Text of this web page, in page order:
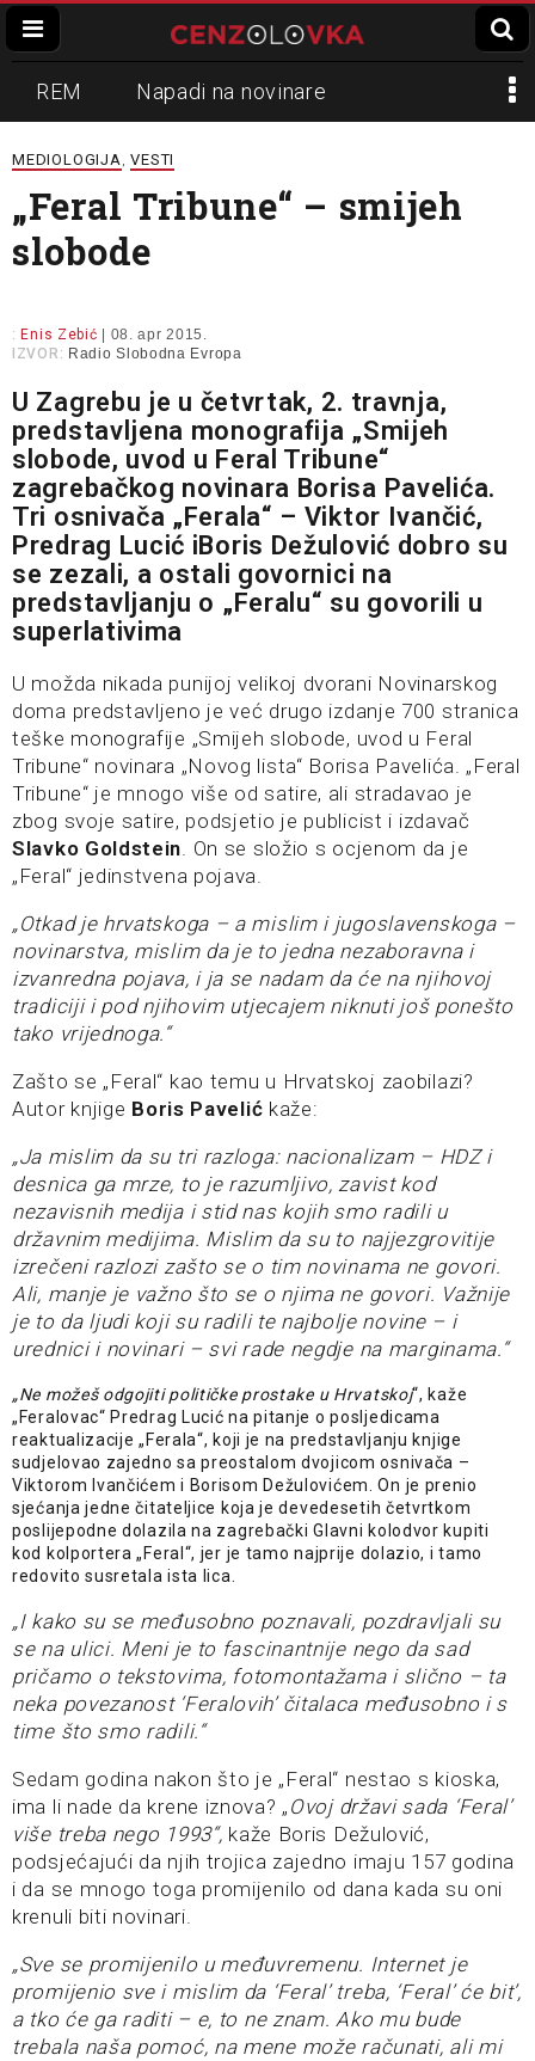
REM Napadi na novinare
Zvučni top
Propaganda Lokalni mediji
Informer
MEDIOLOGIJA,VESTI
„Feral Tribune“ – smijeh
slobode
: Enis Zebić | 08. apr 2015.
IZVOR: Radio Slobodna Evropa
U Zagrebu je u četvrtak, 2. travnja,
predstavljena monografija „Smijeh
slobode, uvod u Feral Tribune“
zagrebačkog novinara Borisa Pavelića.
Tri osnivača „Ferala“ – Viktor Ivančić,
Predrag Lucić iBoris Dežulović dobro su
se zezali, a ostali govornici na
predstavljanju o „Feralu“ su govorili u
superlativima
U možda nikada punijoj velikoj dvorani Novinarskog
doma predstavljeno je već drugo izdanje 700 stranica
teške monografije „Smijeh slobode, uvod u Feral
Tribune“ novinara „Novog lista“ Borisa Pavelića. „Feral
Tribune“ je mnogo više od satire, ali stradavao je
zbog svoje satire, podsjetio je publicist i izdavač
Slavko Goldstein. On se složio s ocjenom da je
„Feral“ jedinstvena pojava.
„Otkad je hrvatskoga – a mislim i jugoslavenskoga –
novinarstva, mislim da je to jedna nezaboravna i
izvanredna pojava, i ja se nadam da će na njihovoj
tradiciji i pod njihovim utjecajem niknuti još ponešto
tako vrijednoga.“
Zašto se „Feral“ kao temu u Hrvatskoj zaobilazi?
Autor knjige Boris Pavelić kaže:
„Ja mislim da su tri razloga: nacionalizam – HDZ i
desnica ga mrze, to je razumljivo, zavist kod
nezavisnih medija i stid nas kojih smo radili u
državnim medijima. Mislim da su to najjezgrovitije
izrečeni razlozi zašto se o tim novinama ne govori.
Ali, manje je važno što se o njima ne govori. Važnije
je to da ljudi koji su radili te najbolje novine – i
urednici i novinari – svi rade negdje na marginama.“
„Ne možeš odgojiti političke prostake u Hrvatskoj“, kaže
„Feralovac“ Predrag Lucić na pitanje o posljedicama
reaktualizacije „Ferala“, koji je na predstavljanju knjige
sudjelovao zajedno sa preostalom dvojicom osnivača –
Viktorom Ivančićem i Borisom Dežulovićem. On je prenio
sjećanja jedne čitateljice koja je devedesetih četvrtkom
poslijepodne dolazila na zagrebački Glavni kolodvor kupiti
kod kolportera „Feral“, jer je tamo najprije dolazio, i tamo
redovito susretala ista lica.
„I kako su se međusobno poznavali, pozdravljali su
se na ulici. Meni je to fascinantnije nego da sad
pričamo o tekstovima, fotomontažama i slično – ta
neka povezanost ‘Feralovih’ čitalaca međusobno i s
time što smo radili.“
Sedam godina nakon što je „Feral“ nestao s kioska,
ima li nade da krene iznova? „ Ovoj državi sada ‘Feral’
više treba nego 1993“, kaže Boris Dežulović,
podsjećajući da njih trojica zajedno imaju 157 godina
i da se mnogo toga promijenilo od dana kada su oni
krenuli biti novinari.
„Sve se promijenilo u međuvremenu. Internet je
promijenio sve i mislim da ‘Feral’ treba, ‘Feral’ će bit’,
a tko će ga raditi – e, to ne znam. Ako mu bude
trebala naša pomoć, na mene može računati, ali mi